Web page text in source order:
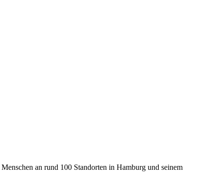
an rund 100 Standorten in Hamburg und seinem